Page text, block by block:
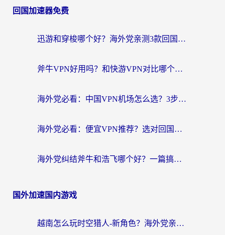
回国加速器免费
迅游和穿梭哪个好？海外党亲测3款回国加速器+手游加速对比，附避坑指南
斧牛VPN好用吗？和快游VPN对比哪个回国效果更好？马来西亚留学生亲测分享
海外党必看：中国VPN机场怎么选？3步教你无缝访问国内资源（附避坑指南）
海外党必看：便宜VPN推荐？选对回国加速器才能无缝刷国内剧玩国服
海外党纠结斧牛和浩飞哪个好？一篇搞定回国加速器选择+无缝访问国内资源指南
国外加速国内游戏
越南怎么玩时空猎人-新角色？海外党亲测有效的国服游戏加速指南